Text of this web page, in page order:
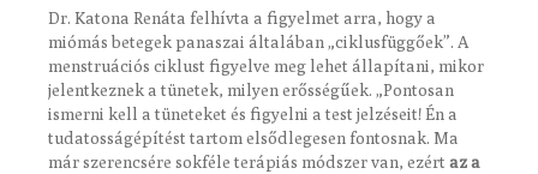
Dr. Katona Renáta felhívta a figyelmet arra, hogy a
miómás betegek panaszai általában „ciklusfüggőek”. A
menstruációs ciklust figyelve meg lehet állapítani, mikor
jelentkeznek a tünetek, milyen erősségűek. „Pontosan
ismerni kell a tüneteket és figyelni a test jelzéseit! Én a
tudatosságépítést tartom elsődlegesen fontosnak. Ma
már szerencsére sokféle terápiás módszer van, ezért az a